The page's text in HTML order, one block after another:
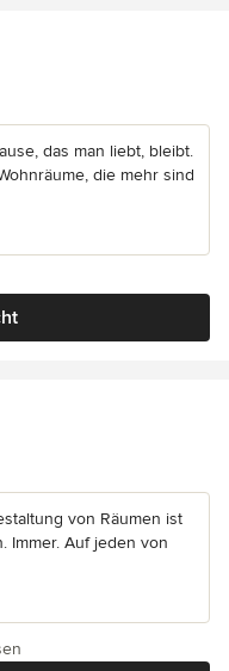
5 Sternen
das man liebt, bleibt.
die mehr sind
5 Sternen
von Räumen ist
Immer. Auf jeden von